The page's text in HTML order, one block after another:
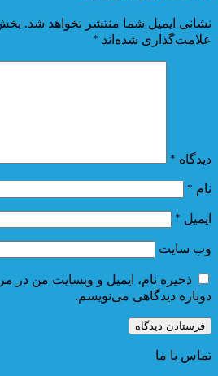
نشانی ایمیل شما منتشر نخواهد شد.
علامت‌گذاری شده‌اند *
دیدگاه *
نام *
ایمیل *
وب‌ سایت
ذخیره نام، ایمیل و وبسایت من در
دوباره دیدگاهی می‌نویسم.
تماس با ما